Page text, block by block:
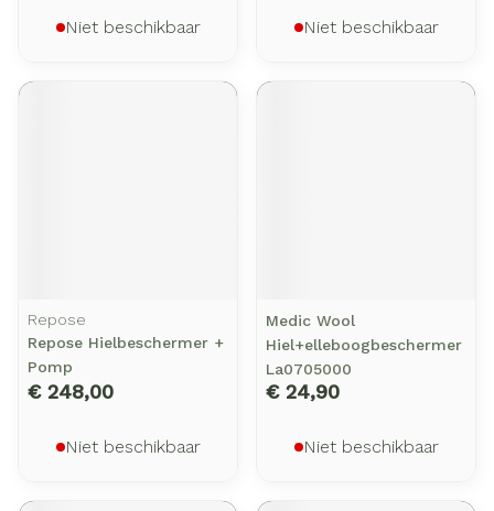
Niet beschikbaar Niet beschikbaar
Repose
Repose Hielbeschermer +
Pomp
€ 248,00
Niet beschikbaar
Medic Wool
Hiel+elleboogbeschermer
La0705000
€ 24,90
Niet beschikbaar